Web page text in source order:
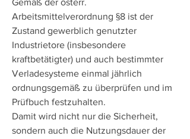
Gemäß der österr.
Arbeitsmittelverordnung §8 ist der
Zustand gewerblich genutzter
Industrietore (insbesondere
kraftbetätigter) und auch bestimmter
Verladesysteme einmal jährlich
ordnungsgemäß zu überprüfen und im
Prüfbuch festzuhalten.
Damit wird nicht nur die Sicherheit,
sondern auch die Nutzungsdauer der